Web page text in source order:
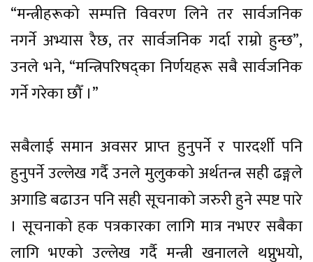
“मन्त्रीहरूको सम्पत्ति विवरण लिने तर सार्वजनिक
नगर्ने अभ्यास रैछ, तर सार्वजनिक गर्दा राम्रो हुन्छ”,
उनले भने, “मन्त्रिपरिषद्का निर्णयहरू सबै सार्वजनिक
गर्ने गरेका छौँ ।”
सबैलाई समान अवसर प्राप्त हुनुपर्ने र पारदर्शी पनि
हुनुपर्ने उल्लेख गर्दै उनले मुलुकको अर्थतन्त्र सही ढङ्गले
अगाडि बढाउन पनि सही सूचनाको जरुरी हुने स्पष्ट पारे
। सूचनाको हक पत्रकारका लागि मात्र नभएर सबैका
लागि भएको उल्लेख गर्दै मन्त्री खनालले थप्नुभयो,